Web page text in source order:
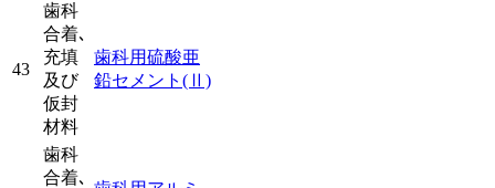
43
歯科
合着､
充填
及び
仮封
材料
歯科用硫酸亜
鉛セメント (Ⅱ)
歯科
合着､